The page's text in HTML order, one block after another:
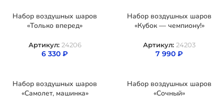
Набор воздушных шаров
«Только вперед»
Артикул: 24206
6 330 ₽
Набор воздушных шаров
«Кубок — чемпиону!»
Артикул: 24203
7 990 ₽
Набор воздушных шаров
«Самолет, машинка»
Набор воздушных шаров
«Сочный»